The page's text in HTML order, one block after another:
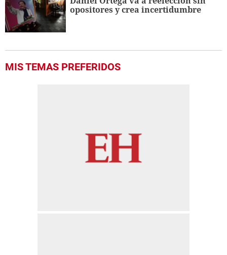
opositores y crea incertidumbre
MIS TEMAS PREFERIDOS